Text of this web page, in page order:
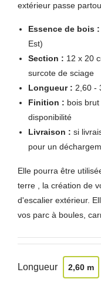
extérieur passe
Essence de bois :
Est)
Section : 12 x 20
surcote de sciage
Longueur : 2,60 -
Finition : bois
disponibilité
Livraison : si
pour un
Elle pourra être
terre , la création de
d'escalier extérieur.
vos parc à boules,
Longueur 2,60 m